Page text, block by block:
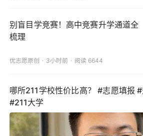
别盲目学竞赛！高中竞赛升学通道全
梳理
优志愿原创 3小时前 阅读 6644
哪所211学校性价比高？ #志愿填报
#211大学